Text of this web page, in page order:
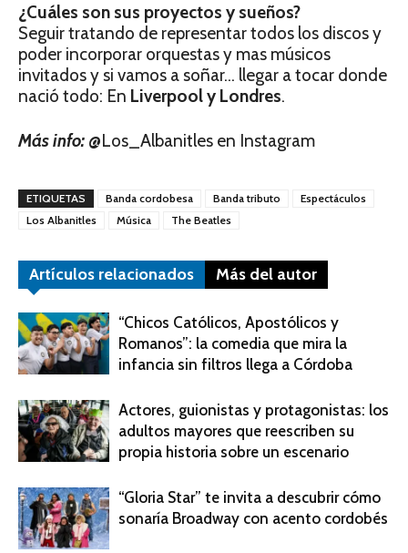
¿Cuáles son sus proyectos y sueños?
Seguir tratando de representar todos los discos y
poder incorporar orquestas y mas músicos
invitados y si vamos a soñar… llegar a tocar donde
nació todo: En Liverpool y Londres.
Más info: @Los_Albanitles en Instagram
ETIQUETAS Banda cordobesa Banda tributo
Espectáculos
Los Albanitles
Música The Beatles
Artículos relacionados Más del autor
“Chicos Católicos, Apostólicos y
Romanos”: la comedia que mira la
infancia sin filtros llega a Córdoba
Actores, guionistas y protagonistas: los
adultos mayores que reescriben su
propia historia sobre un escenario
“Gloria Star” te invita a descubrir cómo
sonaría Broadway con acento cordobés